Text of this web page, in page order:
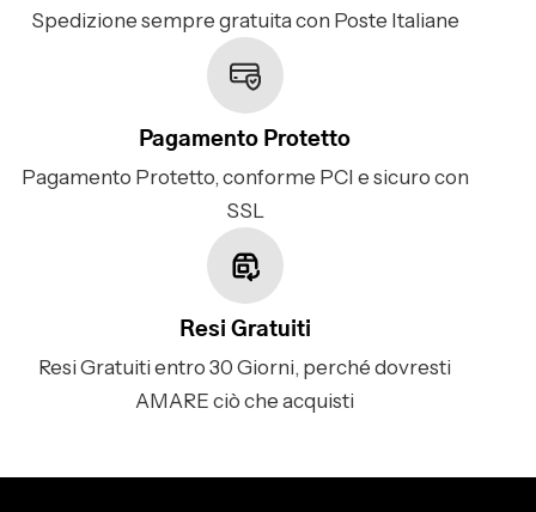
Spedizione sempre gratuita con Poste Italiane
Pagamento Protetto
Pagamento Protetto, conforme PCI e sicuro con
SSL
Resi Gratuiti
Resi Gratuiti entro 30 Giorni, perché dovresti
AMARE ciò che acquisti